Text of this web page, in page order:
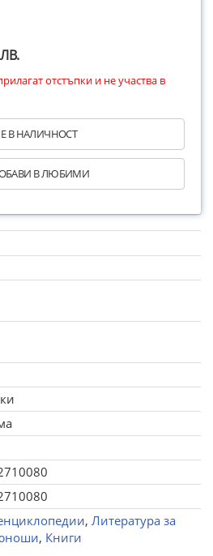
отстъпки и не участва в
Е В НАЛИЧНОСТ
В ЛЮБИМИ
, Литература за
, Книги